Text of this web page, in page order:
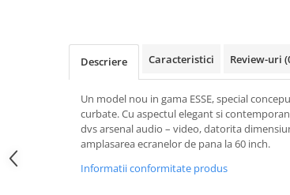
Descriere Caracteristici Review-uri
Un model nou in gama ESSE, special
curbate. Cu aspectul elegant si
dvs arsenal audio – video, datorita
amplasarea ecranelor de pana la 60 inch.
Informatii conformitate produs